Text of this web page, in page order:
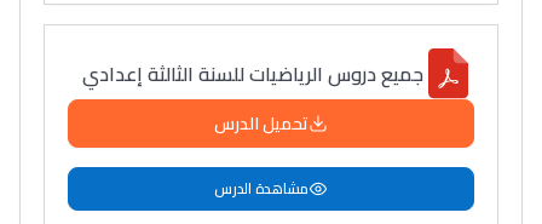
جميع دروس الرياضيات للسنة الثالثة إعدادي
تحميل الدرس
مشاهدة الدرس